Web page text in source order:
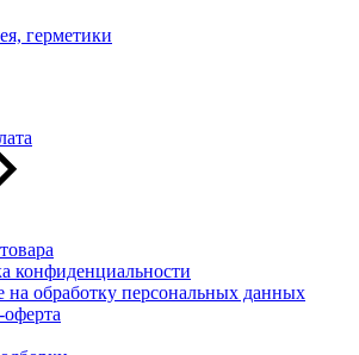
герметики
конфиденциальности
на обработку персональных данных